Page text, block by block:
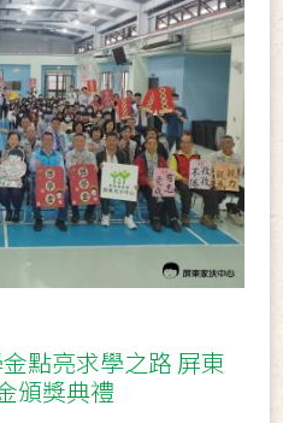
點亮求學之路 屏東
頒獎典禮